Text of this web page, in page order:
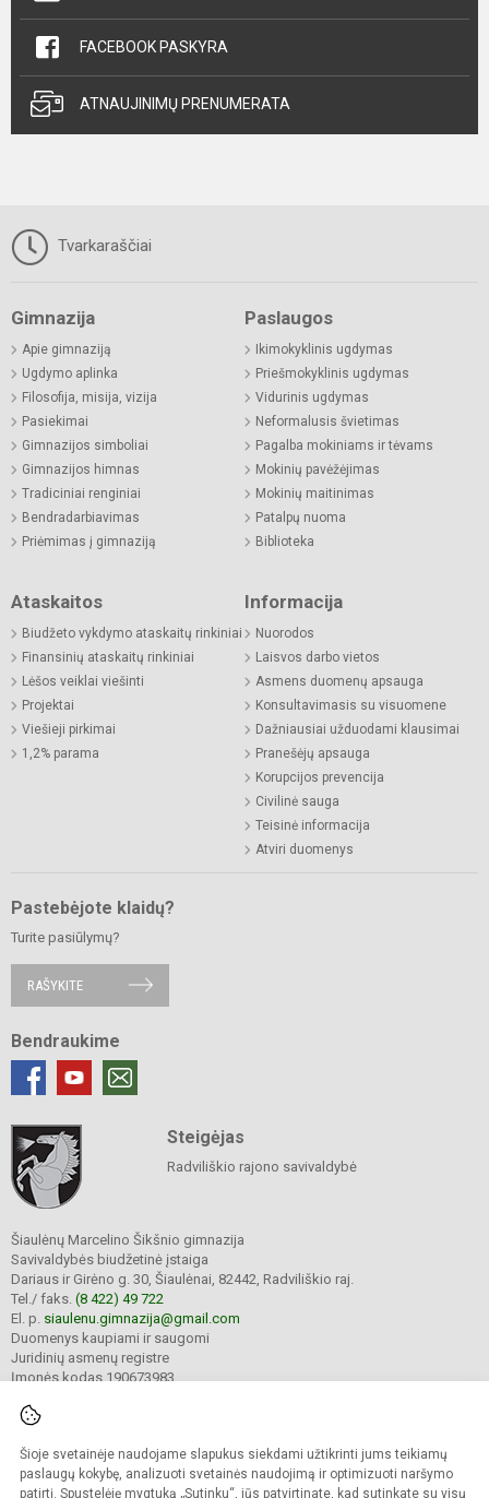
Šioje svetainėje naudojame slapukus siekdami užtikrinti jums teikiamų
paslaugų kokybę, analizuoti svetainės naudojimą ir optimizuoti naršymo
patirtį. Spustelėję mygtuką „Sutinku“, jūs patvirtinate, kad sutinkate su visų
FACEBOOK PASKYRA
ATNAUJINIMŲ PRENUMERATA
Tvarkaraščiai
Gimnazija
Apie gimnaziją
Ugdymo aplinka
Filosofija, misija, vizija
Pasiekimai
Gimnazijos simboliai
Gimnazijos himnas
Tradiciniai renginiai
Bendradarbiavimas
Priėmimas į gimnaziją
Paslaugos
Ikimokyklinis ugdymas
Priešmokyklinis ugdymas
Vidurinis ugdymas
Neformalusis švietimas
Pagalba mokiniams ir tėvams
Mokinių pavėžėjimas
Mokinių maitinimas
Patalpų nuoma
Biblioteka
Ataskaitos
Biudžeto vykdymo ataskaitų rinkiniai
Finansinių ataskaitų rinkiniai
Lėšos veiklai viešinti
Projektai
Viešieji pirkimai
1,2% parama
Informacija
Nuorodos
Laisvos darbo vietos
Asmens duomenų apsauga
Konsultavimasis su visuomene
Dažniausiai užduodami klausimai
Pranešėjų apsauga
Korupcijos prevencija
Civilinė sauga
Teisinė informacija
Atviri duomenys
Pastebėjote klaidų?
Turite pasiūlymų?
RAŠYKITE
Bendraukime
Steigėjas
Radviliškio rajono savivaldybė
Šiaulėnų Marcelino Šikšnio gimnazija
Savivaldybės biudžetinė įstaiga
Dariaus ir Girėno g. 30, Šiaulėnai, 82442, Radviliškio raj.
Tel./ faks. (8 422) 49 722
El. p. siaulenu.gimnazija@gmail.com
Duomenys kaupiami ir saugomi
Juridinių asmenų registre
Įmonės kodas 190673983
© 2023. Šiaulėnų Marcelino Šikšnio gimnazija. Visos teisės saugomos.
Kopijuoti turinį be raštiško gimnazijos sutikimo griežtai draudžiama.